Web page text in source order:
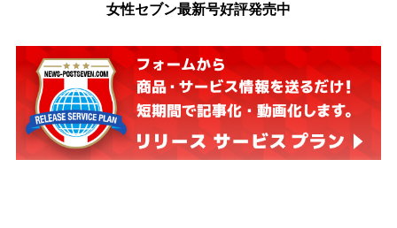
女性セブン最新号好評発売中